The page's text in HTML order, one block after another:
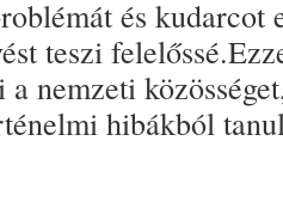
és kudarcot
teszi
nemzeti
hibákból